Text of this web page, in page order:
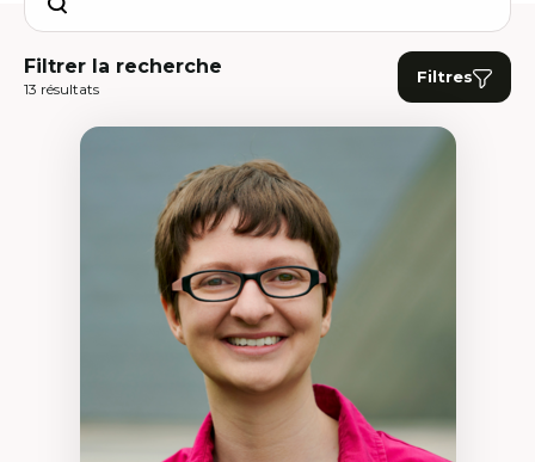
Filtrer la recherche
13 résultats
Filtres